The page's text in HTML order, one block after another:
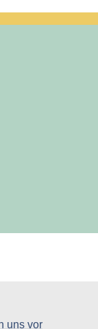
uns vor